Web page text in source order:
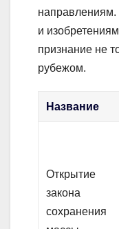
направлениям.
и
признание не
рубежом.
Название
Открытие
закона
сохранения